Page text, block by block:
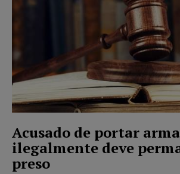
Acusado de portar
ilegalmente deve
preso